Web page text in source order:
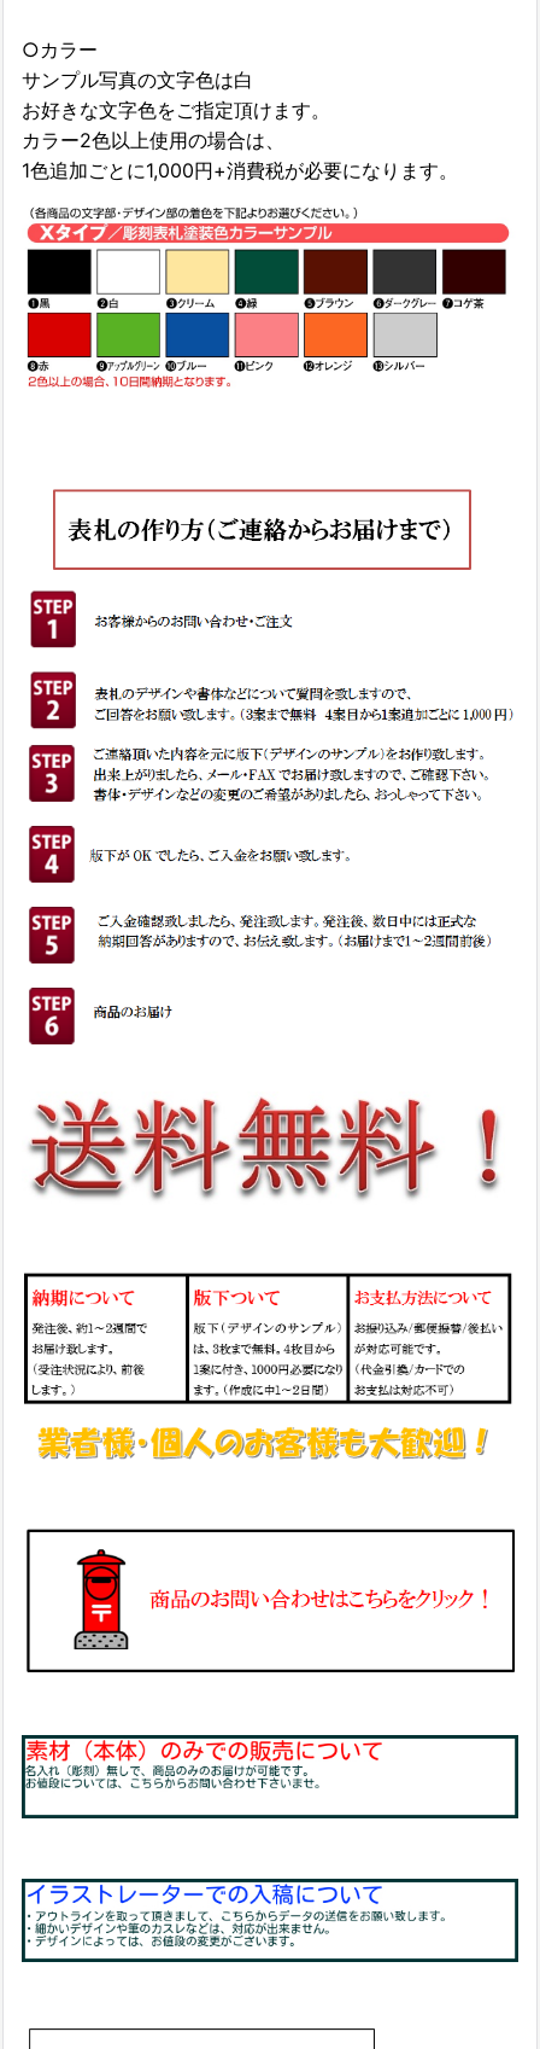
○カラー
サンプル写真の文字色は白
お好きな文字色をご指定頂けます。
カラー2色以上使用の場合は、
1色追加ごとに1,000円+消費税が必要になります。